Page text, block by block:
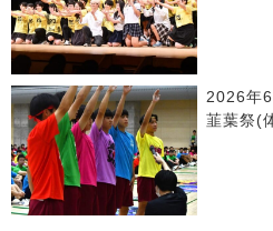
2026年
韮葉祭(